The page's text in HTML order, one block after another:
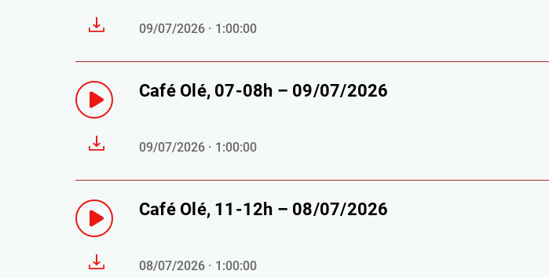
09/07/2026 · 1:00:00
Café Olé, 07-08h – 09/07/2026
09/07/2026 · 1:00:00
Café Olé, 11-12h – 08/07/2026
08/07/2026 · 1:00:00